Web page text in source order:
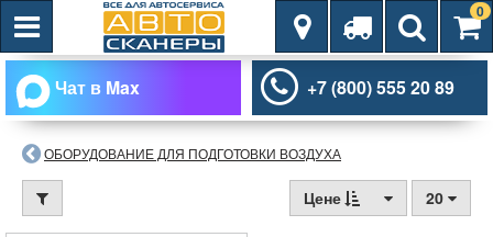
0
Чат в Max +7 (800) 555 20 89
ОБОРУДОВАНИЕ ДЛЯ ПОДГОТОВКИ ВОЗДУХА
Цене 20